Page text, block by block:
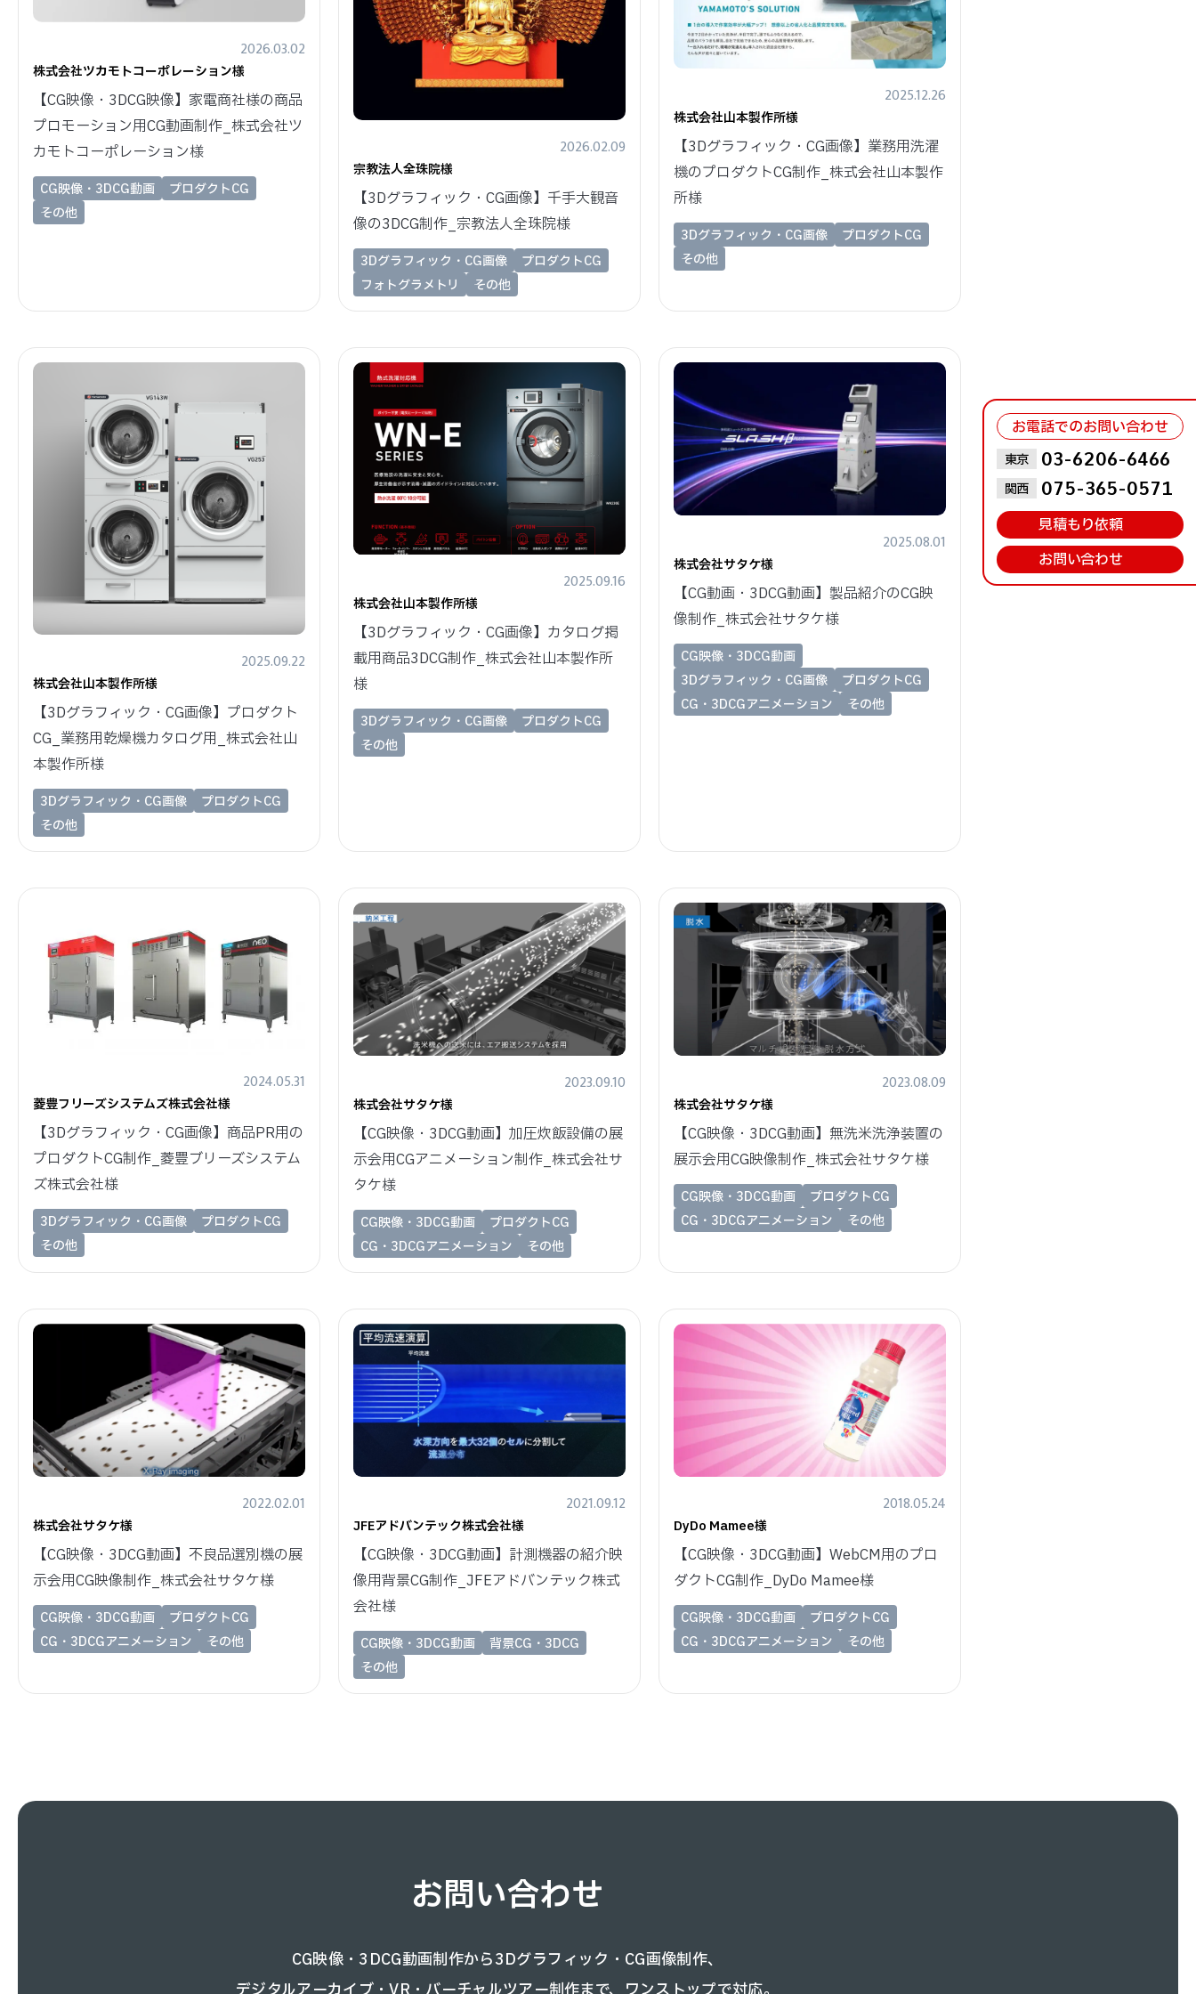
2026.03.02
株式会社ツカモトコーポレーション様
【CG映像・3DCG映像】家電商社様の商品
プロモーション用CG動画制作_株式会社ツ
カモトコーポレーション様
CG映像・3DCG動画
プロダクトCG
その他
2026.02.09
宗教法人全珠院様
【3Dグラフィック・CG画像】千手大観音
像の3DCG制作_宗教法人全珠院様
3Dグラフィック・CG画像
プロダクトCG
フォトグラメトリ
その他
2025.12.26
株式会社山本製作所様
【3Dグラフィック・CG画像】業務用洗濯
機のプロダクトCG制作_株式会社山本製作
所様
3Dグラフィック・CG画像
プロダクトCG
その他
2025.09.22
株式会社山本製作所様
【3Dグラフィック・CG画像】プロダクト
CG_業務用乾燥機カタログ用_株式会社山
本製作所様
3Dグラフィック・CG画像
プロダクトCG
その他
2025.09.16
株式会社山本製作所様
【3Dグラフィック・CG画像】カタログ掲
載用商品3DCG制作_株式会社山本製作所
様
3Dグラフィック・CG画像
プロダクトCG
その他
2025.08.01
株式会社サタケ様
【CG動画・3DCG動画】製品紹介のCG映
像制作_株式会社サタケ様
CG映像・3DCG動画
3Dグラフィック・CG画像
プロダクトCG
CG・3DCGアニメーション
その他
2024.05.31
菱豊フリーズシステムズ株式会社様
【3Dグラフィック・CG画像】商品PR用の
プロダクトCG制作_菱豊ブリーズシステム
ズ株式会社様
3Dグラフィック・CG画像
プロダクトCG
その他
2023.09.10
株式会社サタケ様
【CG映像・3DCG動画】加圧炊飯設備の展
示会用CGアニメーション制作_株式会社サ
タケ様
CG映像・3DCG動画
プロダクトCG
CG・3DCGアニメーション
その他
2023.08.09
株式会社サタケ様
【CG映像・3DCG動画】無洗米洗浄装置の
展示会用CG映像制作_株式会社サタケ様
CG映像・3DCG動画
プロダクトCG
CG・3DCGアニメーション
その他
2022.02.01
株式会社サタケ様
【CG映像・3DCG動画】不良品選別機の展
示会用CG映像制作_株式会社サタケ様
CG映像・3DCG動画
プロダクトCG
CG・3DCGアニメーション
その他
2021.09.12
JFEアドバンテック株式会社様
【CG映像・3DCG動画】計測機器の紹介映
像用背景CG制作_JFEアドバンテック株式
会社様
CG映像・3DCG動画
背景CG・3DCG
その他
2018.05.24
DyDo Mamee様
【CG映像・3DCG動画】WebCM用のプロ
ダクトCG制作_DyDo Mamee様
CG映像・3DCG動画
プロダクトCG
CG・3DCGアニメーション
その他
お問い合わせ
CG映像・3DCG動画制作から3Dグラフィック・CG画像制作、
お問い合わせはこちら
お電話でのお問い合わせ
東京 03-6206-6466
関西
075-365-0571
見積もり依頼
お問い合わせ